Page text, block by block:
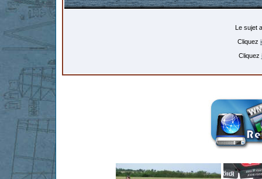
Le sujet
Cliquez
Cliquez